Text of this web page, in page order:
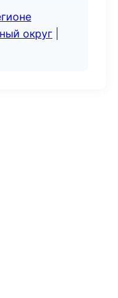
округ